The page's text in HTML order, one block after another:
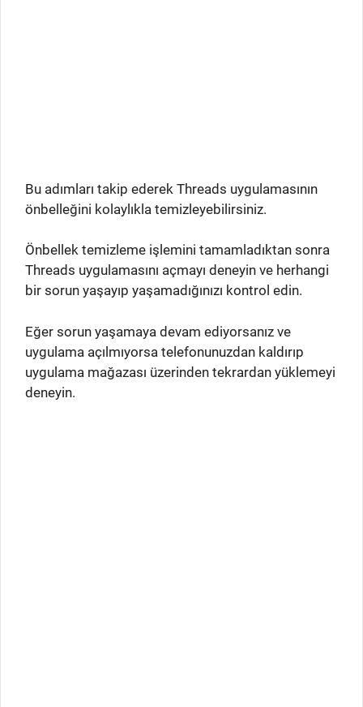
Bu adımları takip ederek Threads uygulamasının
önbelleğini kolaylıkla temizleyebilirsiniz.
Önbellek temizleme işlemini tamamladıktan sonra
Threads uygulamasını açmayı deneyin ve herhangi
bir sorun yaşayıp yaşamadığınızı kontrol edin.
Eğer sorun yaşamaya devam ediyorsanız ve
uygulama açılmıyorsa telefonunuzdan kaldırıp
uygulama mağazası üzerinden tekrardan yüklemeyi
deneyin.